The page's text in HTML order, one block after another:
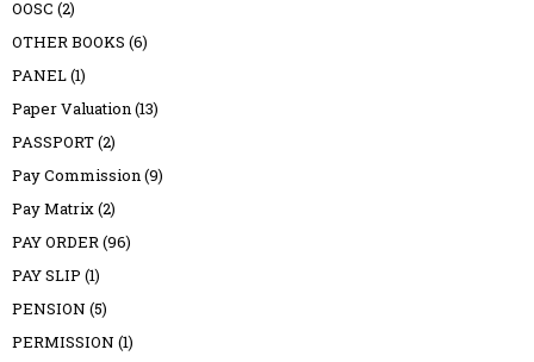
OOSC (2)
OTHER BOOKS (6)
PANEL(1)
Paper Valuation (13)
PASSPORT(2)
Pay Commission (9)
Pay Matrix (2)
PAY ORDER (96)
PAY SLIP (1)
PENSION (5)
PERMISSION (1)